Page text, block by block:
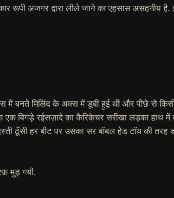
रूपी अजगर द्वारा लीले जाने का एहसास असहनीय
में बनते मिलिंद के अक्स में डूबी हुई थी और पीछे से
एक बिगड़े रईसज़ादे का कैरिकेचर सरीखा लड़का हाथ
ठूँसी हर बीट पर उसका सर बॉबल हेड टॉय की तरह
मुड़ गयी.